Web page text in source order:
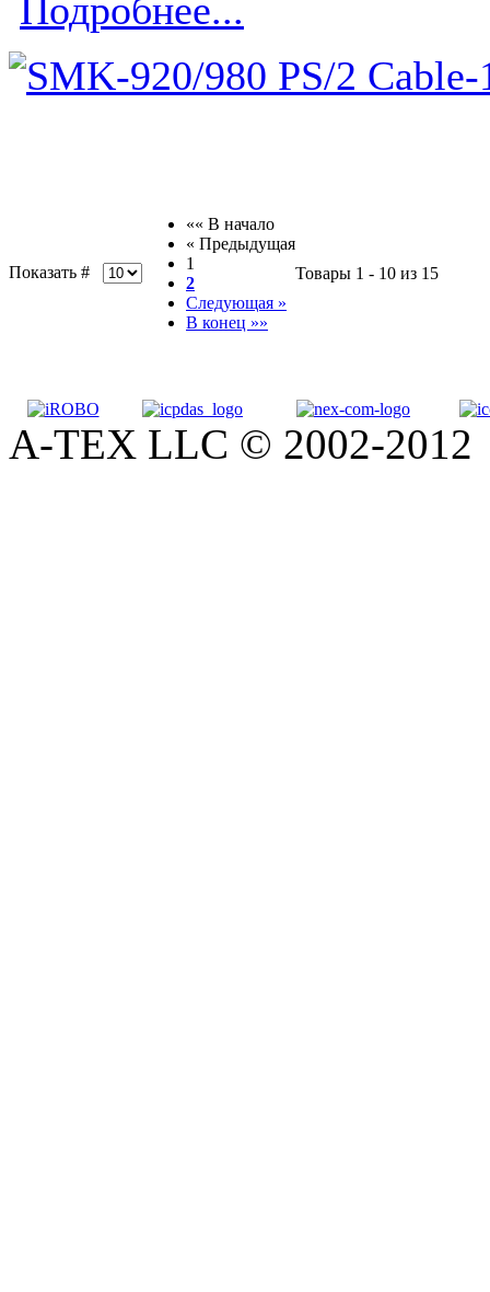
Подробнее...
Показать #
«« В начало
« Предыдущая
1
2
Следующая »
В конец »»
Товары 1 - 10 из 15
A-TEX LLC © 2002-2012